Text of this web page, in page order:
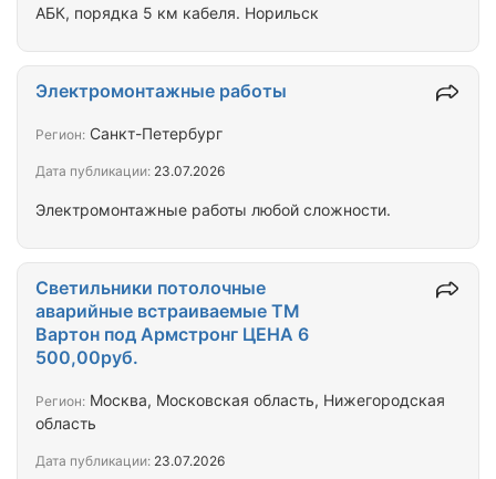
АБК, порядка 5 км кабеля. Норильск
Электромонтажные работы любой сложности.
Электромонтажные работы
Регион: Санкт-Петербург
Дата публикации: 23.07.2026
Светильники потолочные
аварийные встраиваемые ТМ
Вартон под Армстронг ЦЕНА 6
500,00руб.
Регион: Москва, Московская область, Нижегородская
область
Дата публикации: 23.07.2026